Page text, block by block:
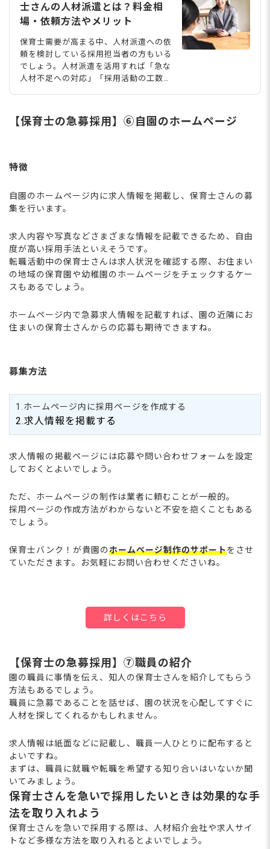
士さんの人材派遣とは？料金相
場・依頼方法やメリット
保育士需要が高まる中、人材派遣への依
頼を検討している採用担当者の方もいる
でしょう。人材派遣を活用すれば「急な
人材不足への対応」「採用活動の工数の
相場などを詳しく紹介します。依頼する
際の流れや注意点についてもまとめまし
【保育士の急募採用】⑥自園のホームページ
特徴
自園のホームページ内に求人情報を掲載し、保育士さんの募
集を行います。
求人内容や写真などさまざまな情報を記載できるため、自由
度が高い採用手法といえそうです。
転職活動中の保育士さんは求人状況を確認する際、お住まい
の地域の保育園や幼稚園のホームページをチェックするケー
スもあるでしょう。
ホームページ内で急募求人情報を記載すれば、園の近隣にお
住まいの保育士さんからの応募も期待できますね。
募集方法
1.ホームページ内に採用ページを作成する
2.求人情報を掲載する
求人情報の掲載ページには応募や問い合わせフォームを設定
しておくとよいでしょう。
ただ、ホームページの制作は業者に頼むことが一般的。
採用ページの作成方法がわからないと不安を抱くこともある
でしょう。
保育士バンク！が貴園のホームページ制作のサポートをさせ
ていただきます。お気軽にお問い合わせくださいね。
詳しくはこちら
【保育士の急募採用】⑦職員の紹介
園の職員に事情を伝え、知人の保育士さんを紹介してもらう
方法もあるでしょう。
職員に急募であることを話せば、園の状況を心配してすぐに
人材を探してくれるかもしれません。
求人情報は紙面などに記載し、職員一人ひとりに配布すると
よいですね。
まずは、職員に就職や転職を希望する知り合いはいないか聞
いてみましょう。
保育士さんを急いで採用したいときは効果的な手
法を取り入れよう
保育士さんを急いで採用する際は、人材紹介会社や求人サイ
トなど多様な方法を取り入れるとよいでしょう。